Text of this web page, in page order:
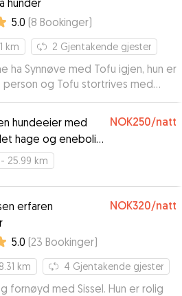
trygt anbefale Ingvild til alle som
hos henne😀”
hunder
5.0 (8 Bookinger)
km 2 Gjentakende gjester
ha Synnøve med Tofu igjen, hun er
person og Tofu stortrives med
hundeeier med
hage og enebolig
NOK250/natt
- 25.99 km
erfaren
NOK320/natt
5.0 (23 Bookinger)
km 4 Gjentakende gjester
fornøyd med Sissel. Hun er rolig